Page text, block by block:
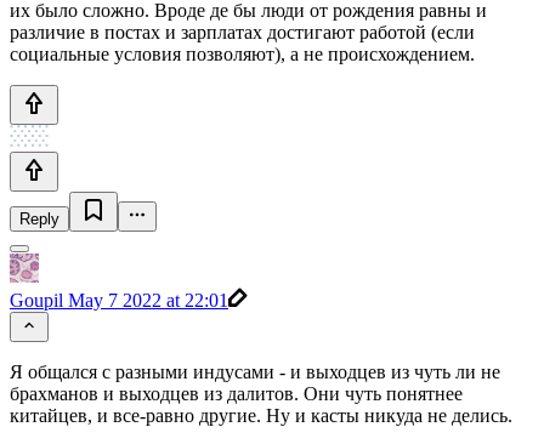
их было сложно. Вроде де бы люди от рождения равны и
различие в постах и зарплатах достигают работой (если
социальные условия позволяют), а не происхождением.
Reply
Goupil May 7 2022 at 22:01
Я общался с разными индусами - и выходцев из чуть ли не
брахманов и выходцев из далитов. Они чуть понятнее
китайцев, и все-равно другие. Ну и касты никуда не делись.